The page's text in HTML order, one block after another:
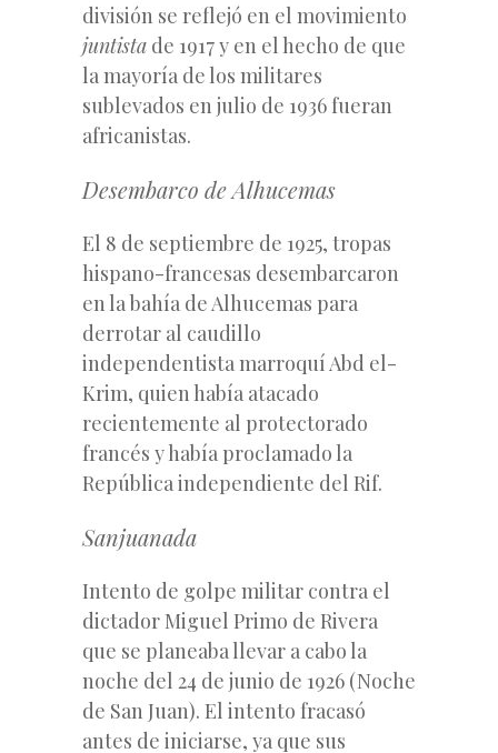
división se reflejó en el movimiento
juntista de 1917 y en el hecho de que
la mayoría de los militares
sublevados en julio de 1936 fueran
africanistas.
Desembarco de Alhucemas
El 8 de septiembre de 1925, tropas
hispano-francesas desembarcaron
en la bahía de Alhucemas para
derrotar al caudillo
independentista marroquí Abd el-
Krim, quien había atacado
recientemente al protectorado
francés y había proclamado la
República independiente del Rif.
Sanjuanada
Intento de golpe militar contra el
dictador Miguel Primo de Rivera
que se planeaba llevar a cabo la
noche del 24 de junio de 1926 (Noche
de San Juan). El intento fracasó
antes de iniciarse, ya que sus